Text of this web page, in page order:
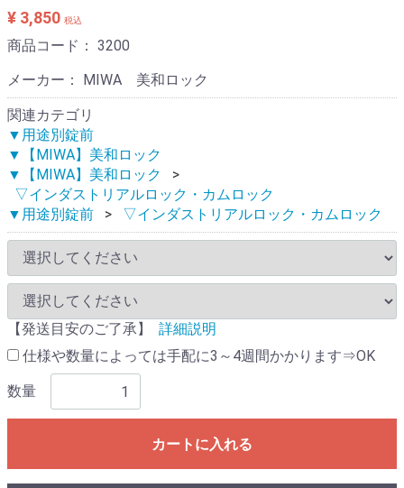
¥ 3,850 税込
商品コード： 3200
メーカー： MIWA 美和ロック
関連カテゴリ
▼用途別錠前
▼【MIWA】美和ロック
▼【MIWA】美和ロック
▽インダストリアルロック・カムロック
▼用途別錠前
▽インダストリアルロック・カムロック
【発送目安のご了承】
詳細説明
仕様や数量によっては手配に3～4週間かかります⇒OK
数量
カートに入れる